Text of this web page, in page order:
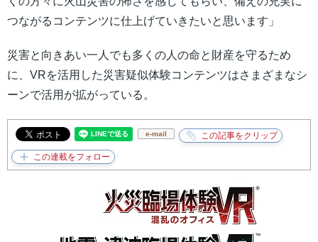
つながるコンテンツに仕上げていきたいと思います」
災害と向きあい一人でも多くの人の命と財産を守るため
に、VRを活用した災害疑似体験コンテンツはさまざまなシ
ーンで活用が拡がっている。
e-mail